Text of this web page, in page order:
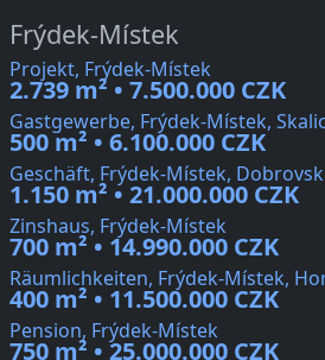
Frýdek-Místek
Projekt, Frýdek-Místek
2.739 m² • 7.500.000 CZK
Gastgewerbe, Frýdek-Místek,
500 m² • 6.100.000 CZK
Geschäft, Frýdek-Místek,
1.150 m² • 21.000.000 CZK
Zinshaus, Frýdek-Místek
700 m² • 14.990.000 CZK
Räumlichkeiten, Frýdek-Místek,
400 m² • 11.500.000 CZK
Pension, Frýdek-Místek
750 m² • 25.000.000 CZK